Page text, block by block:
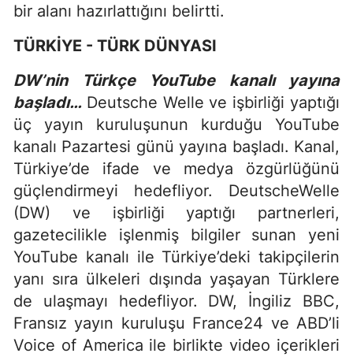
bir alanı hazırlattığını belirtti.
TÜRKİYE - TÜRK DÜNYASI
DW’nin Türkçe YouTube kanalı yayına
başladı… Deutsche Welle ve işbirliği yaptığı
üç yayın kuruluşunun kurduğu YouTube
kanalı Pazartesi günü yayına başladı. Kanal,
Türkiye’de ifade ve medya özgürlüğünü
güçlendirmeyi hedefliyor. DeutscheWelle
(DW) ve işbirliği yaptığı partnerleri,
gazetecilikle işlenmiş bilgiler sunan yeni
YouTube kanalı ile Türkiye’deki takipçilerin
yanı sıra ülkeleri dışında yaşayan Türklere
de ulaşmayı hedefliyor. DW, İngiliz BBC,
Fransız yayın kuruluşu France24 ve ABD’li
Voice of America ile birlikte video içerikleri